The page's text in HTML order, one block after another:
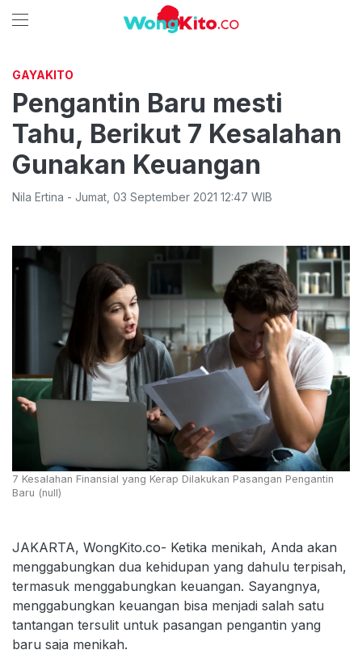
GAYAKITO
Pengantin Baru mesti
Tahu, Berikut 7 Kesalahan
Gunakan Keuangan
Nila Ertina - Jumat 03 September 2021 12:47 WIB
7 Kesalahan Finansial yang Kerap Dilakukan Pasangan Pengantin
Baru (null)
JAKARTA, WongKito.co- Ketika menikah, Anda akan
menggabungkan dua kehidupan yang dahulu terpisah,
termasuk menggabungkan keuangan. Sayangnya,
menggabungkan keuangan bisa menjadi salah satu
tantangan tersulit untuk pasangan pengantin yang
baru saja menikah.